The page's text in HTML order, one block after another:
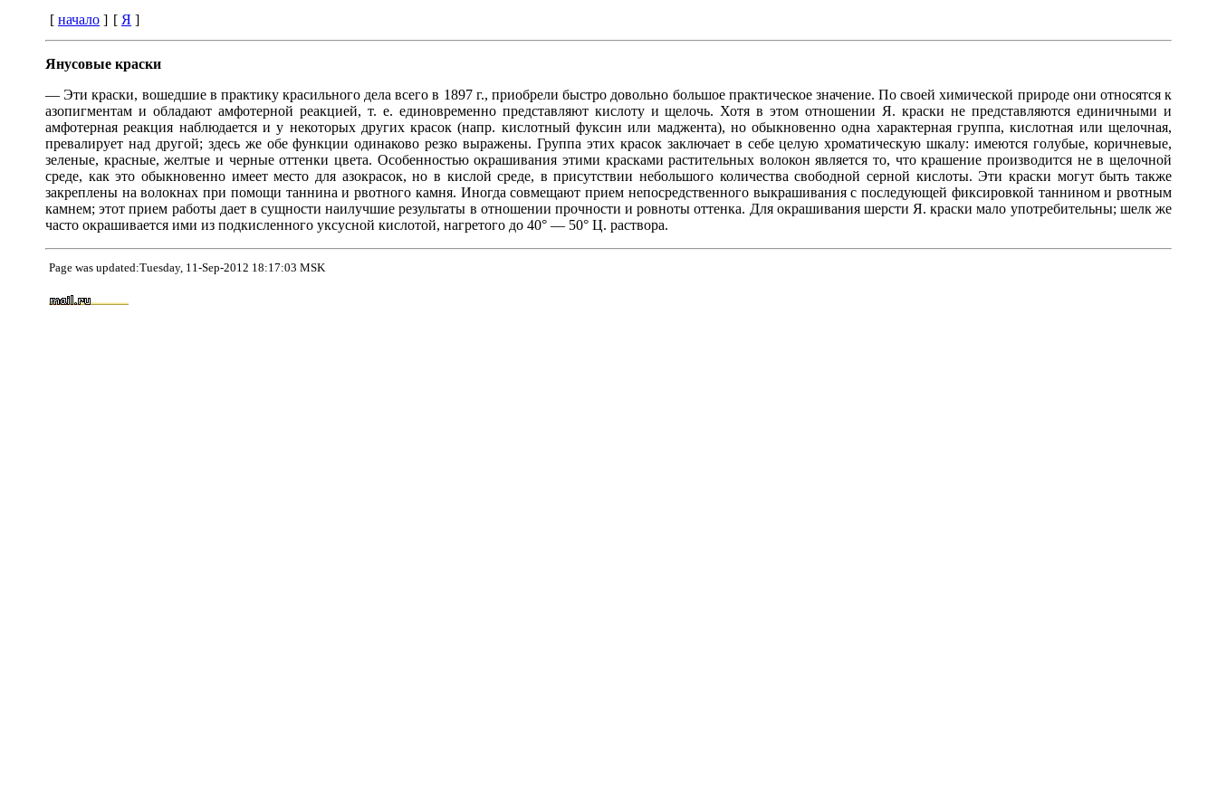
[ начало ] [ Я ]
Янусовые краски
— Эти краски, вошедшие в практику красильного дела всего в 1897 г., приобрели быстро довольно большое практическое значение. По своей химической природе они относятся к
азопигментам и обладают амфотерной реакцией, т. е. единовременно представляют кислоту и щелочь. Хотя в этом отношении Я. краски не представляются единичными и
амфотерная реакция наблюдается и у некоторых других красок (напр. кислотный фуксин или маджента), но обыкновенно одна характерная группа, кислотная или щелочная,
превалирует над другой; здесь же обе функции одинаково резко выражены. Группа этих красок заключает в себе целую хроматическую шкалу: имеются голубые, коричневые,
зеленые, красные, желтые и черные оттенки цвета. Особенностью окрашивания этими красками растительных волокон является то, что крашение производится не в щелочной
среде, как это обыкновенно имеет место для азокрасок, но в кислой среде, в присутствии небольшого количества свободной серной кислоты. Эти краски могут быть также
закреплены на волокнах при помощи таннина и рвотного камня. Иногда совмещают прием непосредственного выкрашивания с последующей фиксировкой таннином и рвотным
камнем; этот прием работы дает в сущности наилучшие результаты в отношении прочности и ровноты оттенка. Для окрашивания шерсти Я. краски мало употребительны; шелк же
часто окрашивается ими из подкисленного уксусной кислотой, нагретого до 40° — 50° Ц. раствора.
Page was updated:Tuesday, 11-Sep-2012 18:17:03 MSK